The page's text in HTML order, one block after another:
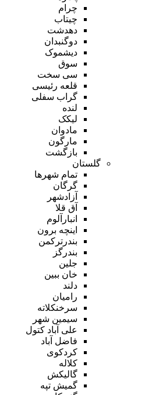
چرام
چیتاب
دهدشت
دوگنبدان
دیشموک
سوق
سی سخت
قلعه رئیسی
گراب سفلی
لنده
لیکک
مادوان
مارگون
بازگشت
گلستان
تمام شهر‌ها
گرگان
آزادشهر
آق قلا
انبارآلوم
اینچه برون
بندرترکمن
بندرگز
جلین
خان ببین
دلند
رامیان
سرخنکلاته
سیمین شهر
علی آباد کتول
فاضل آباد
کردکوی
کلاله
گالیکش
گمیش تپه